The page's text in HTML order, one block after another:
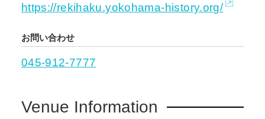
https://rekihaku.yokohama-history.org/
お問い合わせ
045-912-7777
Venue Information